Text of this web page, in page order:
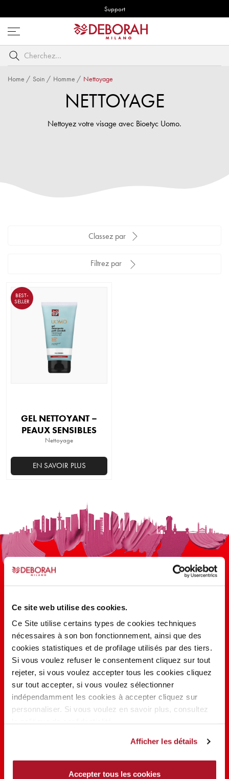
Ce site web utilise des cookies.
Ce Site utilise certains types de cookies techniques
nécessaires à son bon fonctionnement, ainsi que des
cookies statistiques et de profilage utilisés par des tiers.
Si vous voulez refuser le consentement cliquez sur tout
rejeter, si vous voulez accepter tous les cookies cliquez
sur tout accepter, si vous voulez sélectionner
indépendamment les cookies à accepter cliquez sur
personnaliser. Si vous voulez en savoir plus, consultez
Afficher les détails
Accepter tous les cookies
Support
Ouvrez
le
menu
Cherchez
par
mot
Home / Soin / Homme / Nettoyage
NETTOYAGE
Nettoyez votre visage avec Bioetyc Uomo.
Classez par
Filtrez par
BEST-
SELLER
GEL NETTOYANT –
PEAUX SENSIBLES
Nettoyage
EN SAVOIR PLUS
100 ANS D’INNOVATION, DE
RECHERCHE, DE COULEUR
EN SAVOIR PLUS
PARTAGER LA BEAUTÉ #EVERYDAYDIVA